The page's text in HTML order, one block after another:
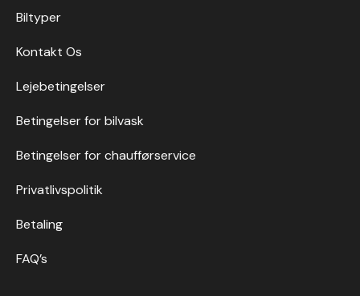
Biltyper
Kontakt Os
Lejebetingelser
Betingelser for bilvask
Betingelser for chaufførservice
Privatlivspolitik
Betaling
FAQ’s